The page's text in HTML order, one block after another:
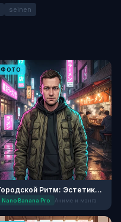
seinen
ФОТО
Городской Ритм: Эстетика Сэйнэн
Nano Banana Pro Аниме и манга